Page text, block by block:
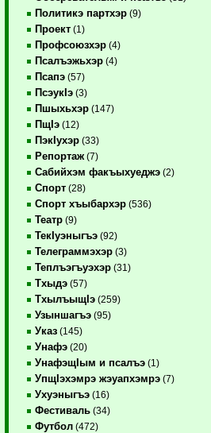
Политикэ партхэр (9)
Проект (1)
Профсоюзхэр (4)
Псалъэжьхэр (4)
Псапэ (57)
ПсэукIэ (3)
Пшыхьхэр (147)
ПщIэ (12)
ПэкIухэр (33)
Репортаж (7)
Сабийхэм факъыхуеджэ (2)
Спорт (28)
Спорт хъыбархэр (536)
Театр (9)
ТекIуэныгъэ (92)
Телеграммэхэр (3)
Теплъэгъуэхэр (31)
Тхыдэ (57)
ТхылъыщIэ (259)
Узыншагъэ (95)
Указ (145)
Унафэ (20)
УнафэщIым и псалъэ (1)
УпщIэхэмрэ жэуапхэмрэ (7)
Ухуэныгъэ (16)
Фестиваль (34)
Футбол (472)